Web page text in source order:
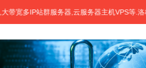
IP站群服务器,云服务器主机VPS等.洛杉